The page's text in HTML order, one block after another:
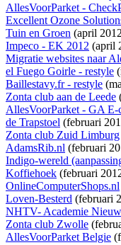
AllesVoorParket -
Excellent Ozone
Tuin en Groen (april
Impeco - EK 2012 (april
Migratie websites naar
el Fuego Goirle - restyle
Baillestavy.fr - restyle
Zonta club aan de Leede
AllesVoorParket - GA E-
de Trapstoel (februari
Zonta club Zuid Limburg
AdamsRib.nl (februari
Indigo-wereld
Koffiehoek (februari
OnlineComputerShops.nl
Loven-Besterd (februari
NHTV- Academie
Zonta club Zwolle
AllesVoorParket Belgie